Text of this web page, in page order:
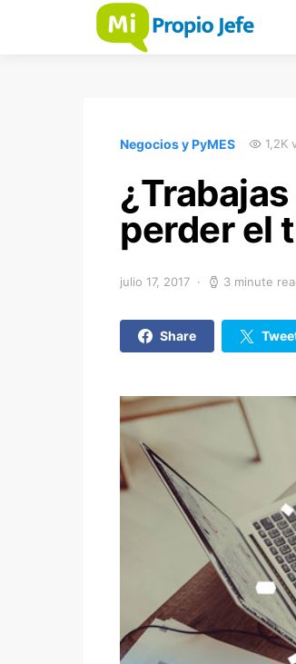
Negocios y PyMES 1,2K
perder el
julio 17, 2017 3 minute
Share